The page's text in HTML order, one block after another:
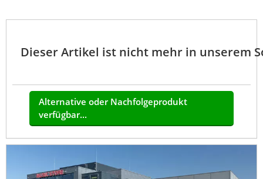
Dieser Artikel ist nicht mehr in unserem
Alternative oder Nachfolgeprodukt
verfügbar...